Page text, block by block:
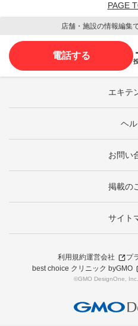
PAGE
店舗・施設の情報編集
電話する
エキテ
ヘ
お問い
掲載の
サイト
利用規約運営会社
プ
best choice クリニック byGMO
©GMO DesignOne,